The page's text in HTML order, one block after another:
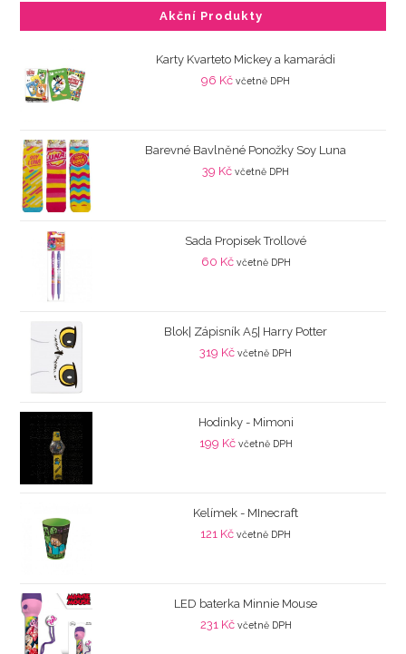
Akční Produkty
Karty Kvarteto Mickey a kamarádi
96 Kč včetně DPH
Barevné Bavlněné Ponožky Soy Luna
39 Kč včetně DPH
Sada Propisek Trollové
60 Kč včetně DPH
Blok| Zápisník A5| Harry Potter
319 Kč včetně DPH
Hodinky - Mimoni
199 Kč včetně DPH
Kelímek - MInecraft
121 Kč včetně DPH
LED baterka Minnie Mouse
231 Kč včetně DPH